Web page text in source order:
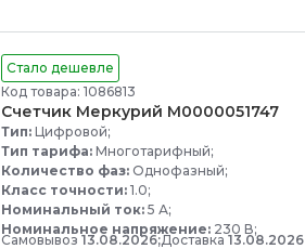
Стало дешевле
Код товара: 1086813
Счетчик Меркурий М0000051747
Тип: Цифровой;
Тип тарифа: Многотарифный;
Количество фаз: Однофазный;
Класс точности: 1.0;
Номинальный ток: 5 А;
Номинальное напряжение: 230 В;
Самовывоз 13.08.2026;Доставка 13.08.2026